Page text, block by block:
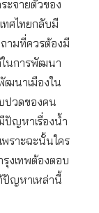
ะจายตัวของ
ศไทยกลับมี
ามที่ควรต้องมี
ในการพัฒนา
ฒนาเมืองใน
ปวดของคน
ปัญหาเรื่องน้ำ
ราะฉะนั้นใคร
งเทพต้องตอบ
ปัญหาเหล่านี้